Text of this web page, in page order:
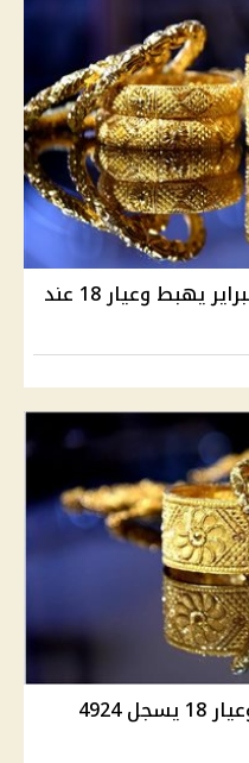
سعر الذهب اليوم السبت 14 فبراير يهبط وعيار 18 عند
أسعار الذهب اليوم في مصر وعيار 18 يسجل 4924